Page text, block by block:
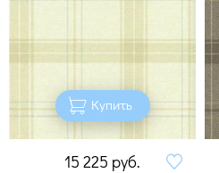
Купить
15 225 руб.